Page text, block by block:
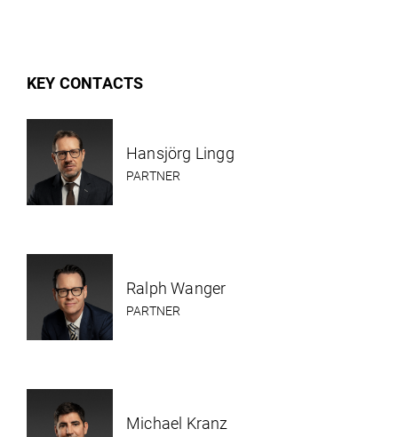
KEY CONTACTS
Hansjörg Lingg
PARTNER
Ralph Wanger
PARTNER
Michael Kranz